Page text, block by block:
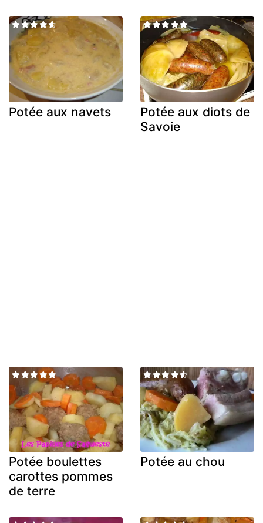
Potée aux navets
Potée aux diots de
Savoie
Potée boulettes
carottes pommes
de terre
Potée au chou